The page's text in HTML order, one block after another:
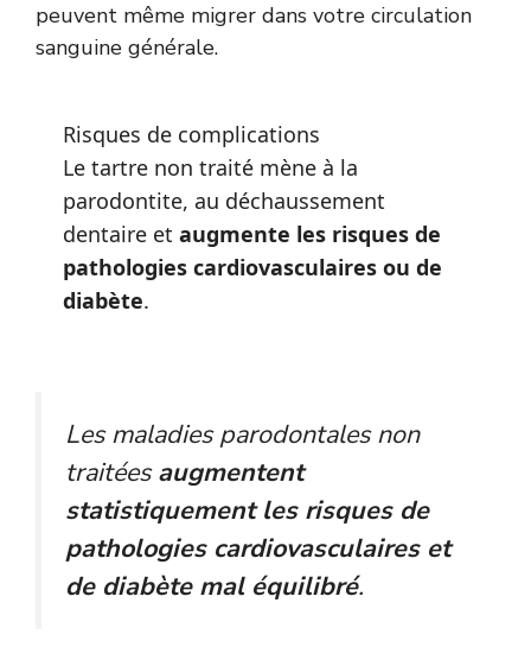
peuvent même migrer dans votre circulation
sanguine générale.
Risques de complications
Le tartre non traité mène à la
parodontite, au déchaussement
dentaire et augmente les risques de
pathologies cardiovasculaires ou de
diabète.
Les maladies parodontales non
traitéesaugmentent
statistiquement les risques de
pathologies cardiovasculaires et
de diabète mal équilibré.